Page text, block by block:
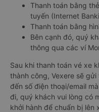
Thanh toán bằng
tuyến (Internet
Thanh toán bằng
Bên cạnh đó, quý
thông qua các ví
Sau khi thanh toán vé xe
thành công, Vexere sẽ
đến số điện thoại/email
đi, quý khách vui lòng có
khởi hành để chuẩn bị